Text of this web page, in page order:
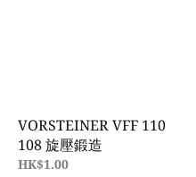
VORSTEINER VFF 110
108 旋壓鍛造
HK$1.00